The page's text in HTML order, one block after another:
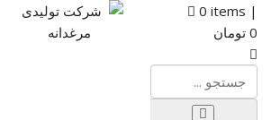
0 items |
0 تومان